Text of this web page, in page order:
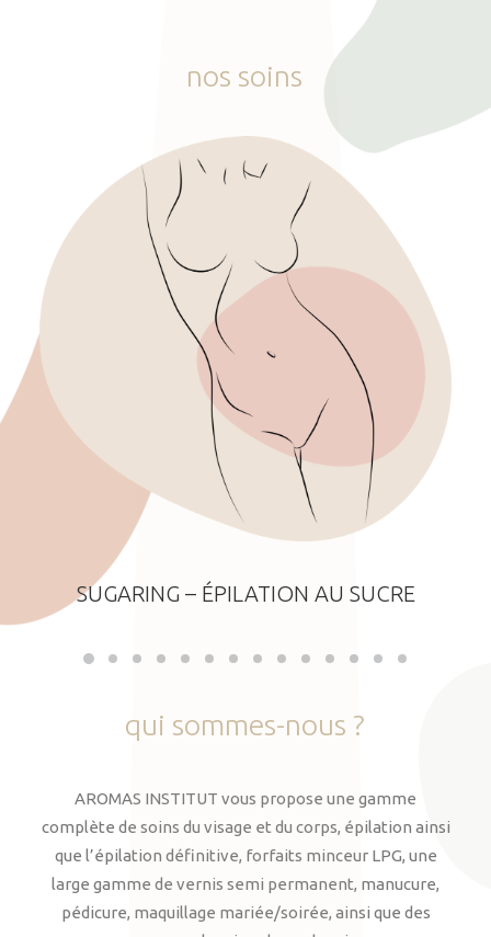
nos soins
SUGARING – ÉPILATION AU SUCRE
qui sommes-nous ?
AROMAS INSTITUT vous propose une gamme
complète de soins du visage et du corps, épilation ainsi
que l’épilation définitive, forfaits minceur LPG, une
large gamme de vernis semi permanent, manucure,
pédicure, maquillage mariée/soirée, ainsi que des